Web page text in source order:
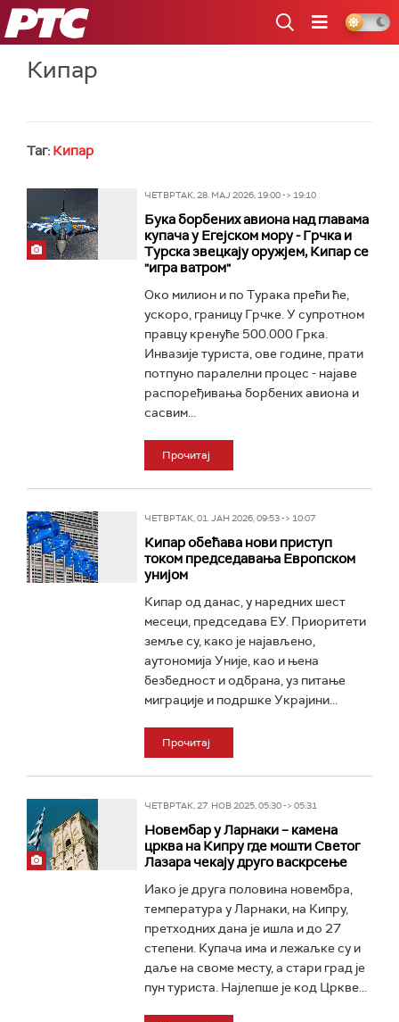
РТС
Кипар
Таг: Кипар
ЧЕТВРТАК, 28. МАЈ 2026, 19:00 -> 19:10
Бука борбених авиона над главама
купача у Егејском мору - Грчка и
Турска звецкају оружјем, Кипар се
"игра ватром"
Око милион и по Турака прећи ће,
ускоро, границу Грчке. У супротном
правцу кренуће 500.000 Грка.
Инвазије туриста, ове године, прати
потпуно паралелни процес - најаве
распоређивања борбених авиона и
сасвим...
Прочитај
ЧЕТВРТАК, 01. ЈАН 2026, 09:53 -> 10:07
Кипар обећава нови приступ
током председавања Европском
унијом
Кипар од данас, у наредних шест
месеци, председава ЕУ. Приоритети
земље су, како је најављено,
аутономија Уније, као и њена
безбедност и одбрана, уз питање
миграције и подршке Украјини...
Прочитај
ЧЕТВРТАК, 27. НОВ 2025, 05:30 -> 05:31
Новембар у Ларнаки – камена
црква на Кипру где мошти Светог
Лазара чекају друго васкрсење
Иако је друга половина новембра,
температура у Ларнаки, на Кипру,
претходних дана је ишла и до 27
степени. Купача има и лежаљке су и
даље на своме месту, а стари град је
пун туриста. Најлепше је код Цркве...